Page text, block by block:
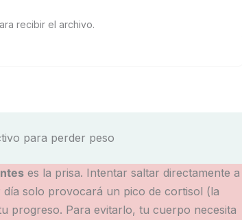
recibir el archivo.
para perder peso
es la prisa. Intentar saltar directamente a
solo provocará un pico de cortisol (la
progreso. Para evitarlo, tu cuerpo necesita